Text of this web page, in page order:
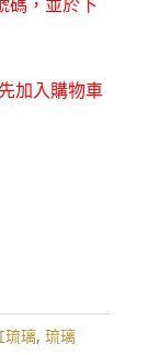
加入購物車
琉璃, 琉璃